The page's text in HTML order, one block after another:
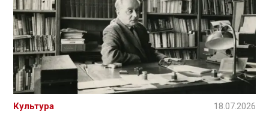
Культура 18.07.2026